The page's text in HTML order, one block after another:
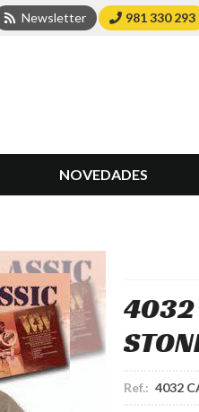
Newsletter 981 330 293
NOVEDADES
4032
Ref.: 4032